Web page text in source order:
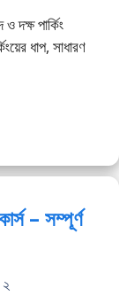
দক্ষ পার্কিং
ধাপ, সাধারণ
– সম্পূর্ণ